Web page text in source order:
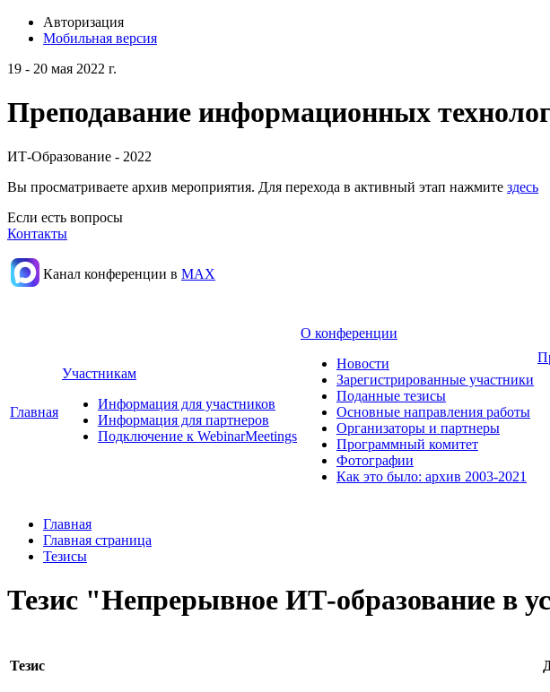
Авторизация
Мобильная версия
19 - 20 мая 2022 г.
Преподавание информационных
ИТ-Образование - 2022
Вы просматриваете архив мероприятия. Для перехода в активный этап нажмите здесь
Если есть вопросы
Контакты
Канал конференции в МАХ
Главная
Участникам
Информация для участников
Информация для партнеров
Подключение к WebinarMeetings
О конференции
Новости
Зарегистрированные участники
Поданные тезисы
Основные направления работы
Организаторы и партнеры
Программный комитет
Фотографии
Как это было: архив 2003-2021
Главная
Главная страница
Тезисы
Тезис "Непрерывное ИТ-образование в
Тезис